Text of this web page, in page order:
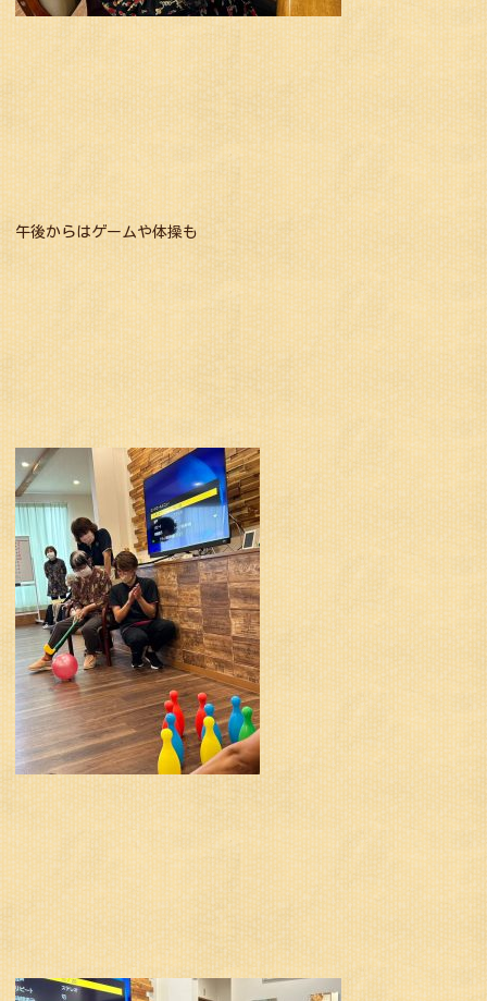
午後からはゲームや体操も